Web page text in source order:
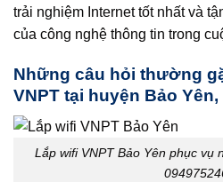
trải nghiệm Internet tốt nhất và
của công nghệ thông tin trong
Những câu hỏi thường
VNPT tại huyện Bảo Yên,
Lắp wifi VNPT Bảo Yên phục vụ